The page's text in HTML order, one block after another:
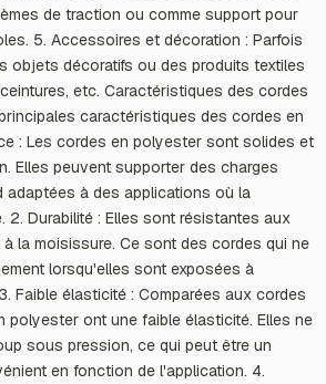
de traction ou comme support pour
5. Accessoires et décoration : Parfois
objets décoratifs ou des produits textiles
etc. Caractéristiques des cordes
caractéristiques des cordes en
: Les cordes en polyester sont solides et
Elles peuvent supporter des charges
adaptées à des applications où la
2. Durabilité : Elles sont résistantes aux
à la moisissure. Ce sont des cordes qui ne
lorsqu'elles sont exposées à
Faible élasticité : Comparées aux cordes
polyester ont une faible élasticité. Elles ne
sous pression, ce qui peut être un
en fonction de l'application. 4.